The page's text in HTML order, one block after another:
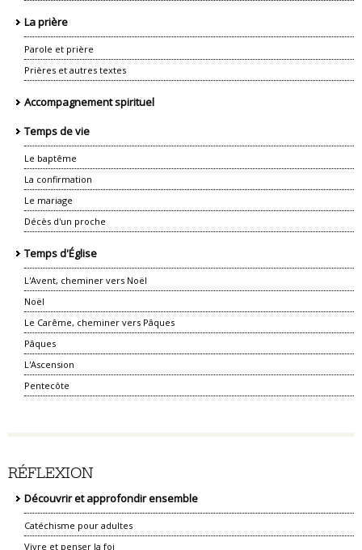
La prière
Parole et prière
Prières et autres textes
Accompagnement spirituel
Temps de vie
Le baptême
La confirmation
Le mariage
Décès d'un proche
Temps d'Église
L'Avent, cheminer vers Noël
Noël
Le Carême, cheminer vers Pâques
Pâques
L'Ascension
Pentecôte
RÉFLEXION
Découvrir et approfondir ensemble
Catéchisme pour adultes
Vivre et penser la foi